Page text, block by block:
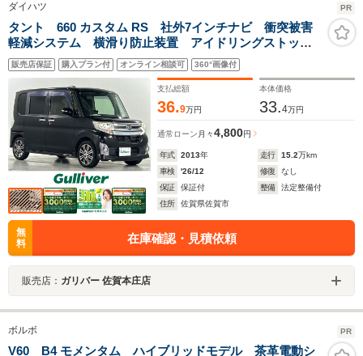
ダイハツ PR
タント 660 カスタム RS 社外7インチナビ 衝突被害
軽減システム 横滑り防止装置 アイドリングストッ
プ オートライト LEDヘッドライト フォグライト
両側パワースライドドア 後席サンシェード センター
ピラーレス ドアバイザー
販売店保証 購入プラン付 オンライン相談可 360°画像付
支払総額
36.9万円
本体価格
33.4万円
通常ローン 月々4,800円
年式 2013年 走行 15.2万km
車検
'26/12 修復
なし
保証
保証付 整備
法定整備付
住所
佐賀県佐賀市
無
料
在庫確認・見積依頼
販売店： ガリバー 佐賀本庄店
ボルボ PR
V60 B4 モメンタム ハイブリッドモデル 茶革電動シ